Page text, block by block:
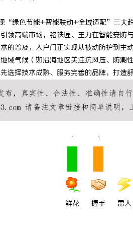
色节能+智能联动+全域适配”三大趋
高端市场，铭铁匠、王力在智能安防
的普及，入户门正实现从被动防护到主
气候（如沿海地区关注抗风压、防潮
选择技术成熟、服务完善的品牌，打造
1
鲜花
1
握手 雷人